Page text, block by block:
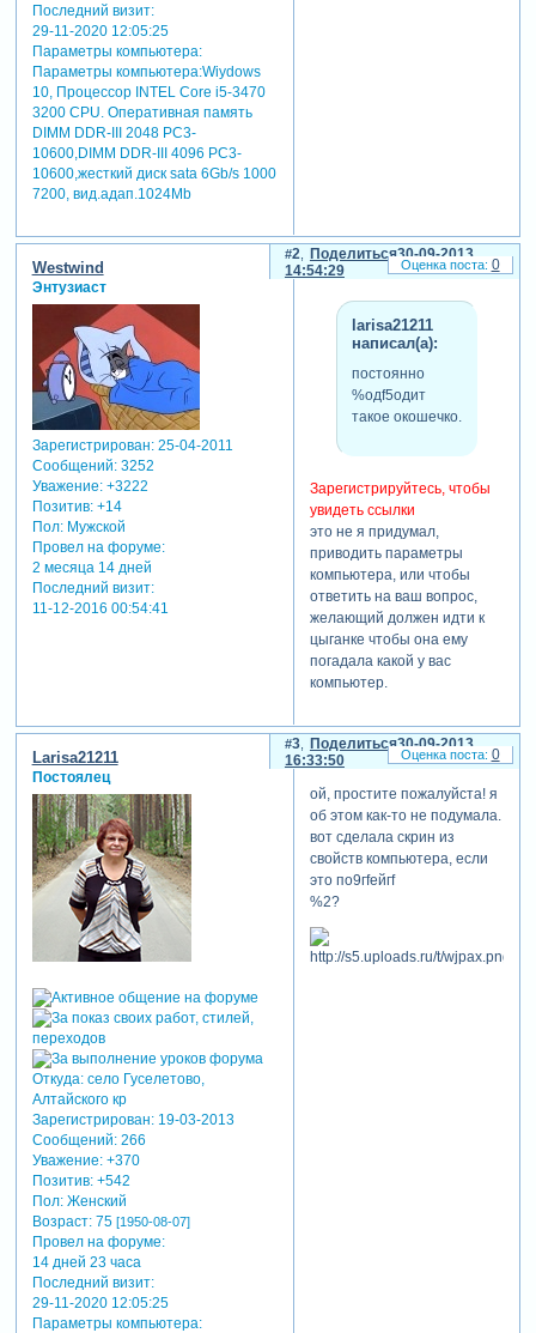
Последний визит:
29-11-2020 12:05:25
Параметры компьютера:
Параметры компьютера:Wiydows
10, Процессор INTEL Core i5-3470
3200 CРU. Оперативная память
DIMM DDR-III 2048 РC3-
10600,DIMM DDR-III 4096 РC3-
10600,жесткий диск sata 6Gb/s 1000
7200, вид.адап.1024Mb
Поделиться
2
30-09-2013
14:54:29
Westwind
Энтузиаст
Зарегистрирован: 25-04-2011
Сообщений:3252
Уважение: +3222
Позитив: +14
Пол:Мужской
Провел на форуме:
2 месяца 14 дней
Последний визит:
11-12-2016 00:54:41
larisa21211
написал(а):
постоянно
%одf5одит
такое окошечко.
Зарегистрируйтесь, чтобы
увидеть ссылки
это не я придумал,
приводить параметры
компьютера, или чтобы
ответить на ваш вопрос,
желающий должен идти к
цыганке чтобы она ему
погадала какой у вас
компьютер.
0
Поделиться
3
30-09-2013
16:33:50
Larisa21211
Постоялец
Откуда:село Гуселетово,
Алтайского кр
Зарегистрирован: 19-03-2013
Сообщений:266
Уважение: +370
Позитив: +542
Пол:Женский
Возраст:75 [1950-08-07]
Провел на форуме:
14 дней 23 часа
Последний визит:
29-11-2020 12:05:25
Параметры компьютера:
ой, простите пожалуйста! я
об этом как-то не подумала.
вот сделала скрин из
свойств компьютера, если
это по9гfeйгf
%2?
0